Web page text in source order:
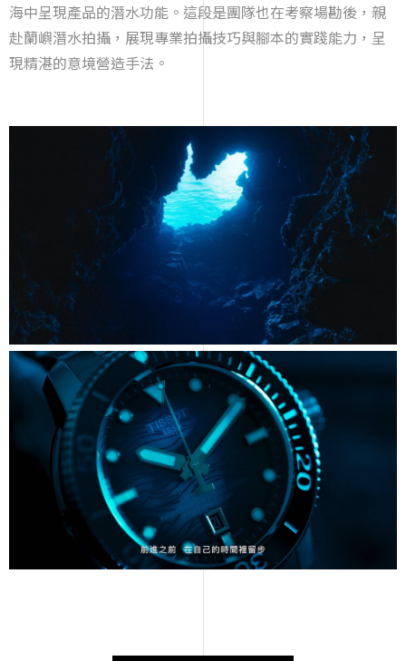
海中呈現產品的潛水功能。這段是團隊也在考察場勘後，親
赴蘭嶼潛水拍攝，展現專業拍攝技巧與腳本的實踐能力，呈
現精湛的意境營造手法。